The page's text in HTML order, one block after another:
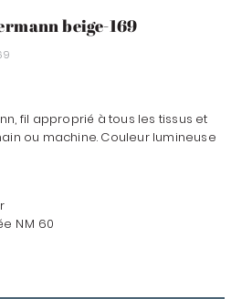
beige-169
fil approprié à tous les tissus et
ou machine. Couleur lumineuse
NM 60